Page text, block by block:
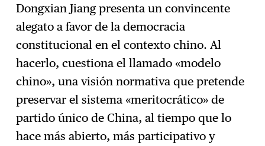
Dongxian Jiang presenta un convincente
alegato a favor de la democracia
constitucional en el contexto chino. Al
hacerlo, cuestiona el llamado «modelo
chino», una visión normativa que pretende
preservar el sistema «meritocrático» de
partido único de China, al tiempo que lo
hace más abierto, más participativo y